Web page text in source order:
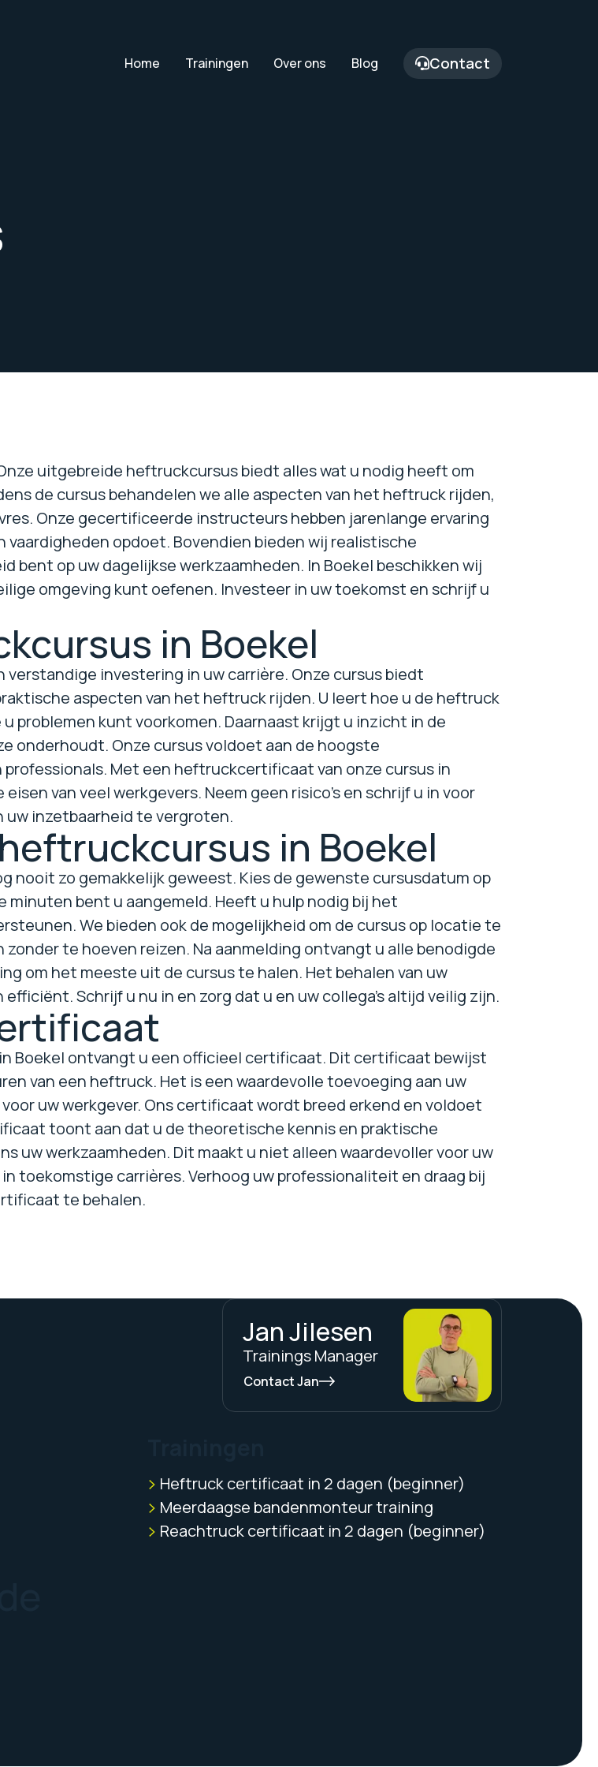
Home Trainingen Over ons Blog Contact
uitgebreide heftruckcursus biedt alles wat u nodig heeft om
de cursus behandelen we alle aspecten van het heftruck rijden,
Onze gecertificeerde instructeurs hebben jarenlange ervaring
opdoet. Bovendien bieden wij realistische
op uw dagelijkse werkzaamheden. In Boekel beschikken wij
omgeving kunt oefenen. Investeer in uw toekomst en schrijf u
in Boekel
investering in uw carrière. Onze cursus biedt
aspecten van het heftruck rijden. U leert hoe u de heftruck
problemen kunt voorkomen. Daarnaast krijgt u inzicht in de
onderhoudt. Onze cursus voldoet aan de hoogste
Met een heftruckcertificaat van onze cursus in
van veel werkgevers. Neem geen risico's en schrijf u in voor
uw inzetbaarheid te vergroten.
in Boekel
nooit zo gemakkelijk geweest. Kies de gewenste cursusdatum op
minuten bent u aangemeld. Heeft u hulp nodig bij het
We bieden ook de mogelijkheid om de cursus op locatie te
te hoeven reizen. Na aanmelding ontvangt u alle benodigde
om het meeste uit de cursus te halen. Het behalen van uw
Schrijf u nu in en zorg dat u en uw collega's altijd veilig zijn.
Boekel ontvangt u een officieel certificaat. Dit certificaat bewijst
van een heftruck. Het is een waardevolle toevoeging aan uw
uw werkgever. Ons certificaat wordt breed erkend en voldoet
toont aan dat u de theoretische kennis en praktische
uw werkzaamheden. Dit maakt u niet alleen waardevoller voor uw
toekomstige carrières. Verhoog uw professionaliteit en draag bij
te behalen.
Jan Jilesen
Trainings Manager
Contact Jan
Heftruck certificaat in 2 dagen (beginner)
Meerdaagse bandenmonteur training
Reachtruck certificaat in 2 dagen (beginner)